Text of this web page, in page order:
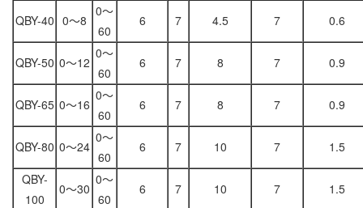
QBY-40 0～8
0～
60
6 7 4.5 7 0.6
QBY-50 0～12
0～
60
6 7 8 7 0.9
QBY-65 0～16
0～
60
6 7 8 7 0.9
QBY-80 0～24
0～
60
6 7 10 7
1.5
QBY-
100
0～30
0～
60
6 7 10 7 1.5